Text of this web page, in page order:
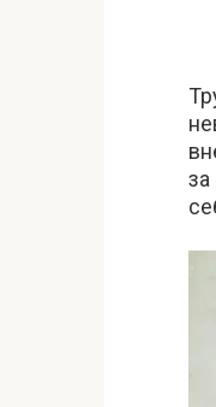
за